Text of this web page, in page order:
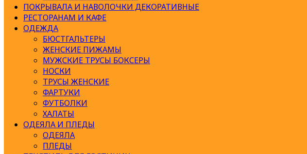
ПОКРЫВАЛА И НАВОЛОЧКИ ДЕКОРАТИВНЫЕ
РЕСТОРАНАМ И КАФЕ
ОДЕЖДА
БЮСТГАЛЬТЕРЫ
ЖЕНСКИЕ ПИЖАМЫ
МУЖСКИЕ ТРУСЫ БОКСЕРЫ
НОСКИ
ТРУСЫ ЖЕНСКИЕ
ФАРТУКИ
ФУТБОЛКИ
ХАЛАТЫ
ОДЕЯЛА И ПЛЕДЫ
ОДЕЯЛА
ПЛЕДЫ